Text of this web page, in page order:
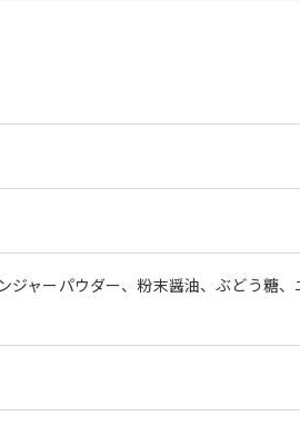
ャーパウダー、粉末醤油、ぶどう糖